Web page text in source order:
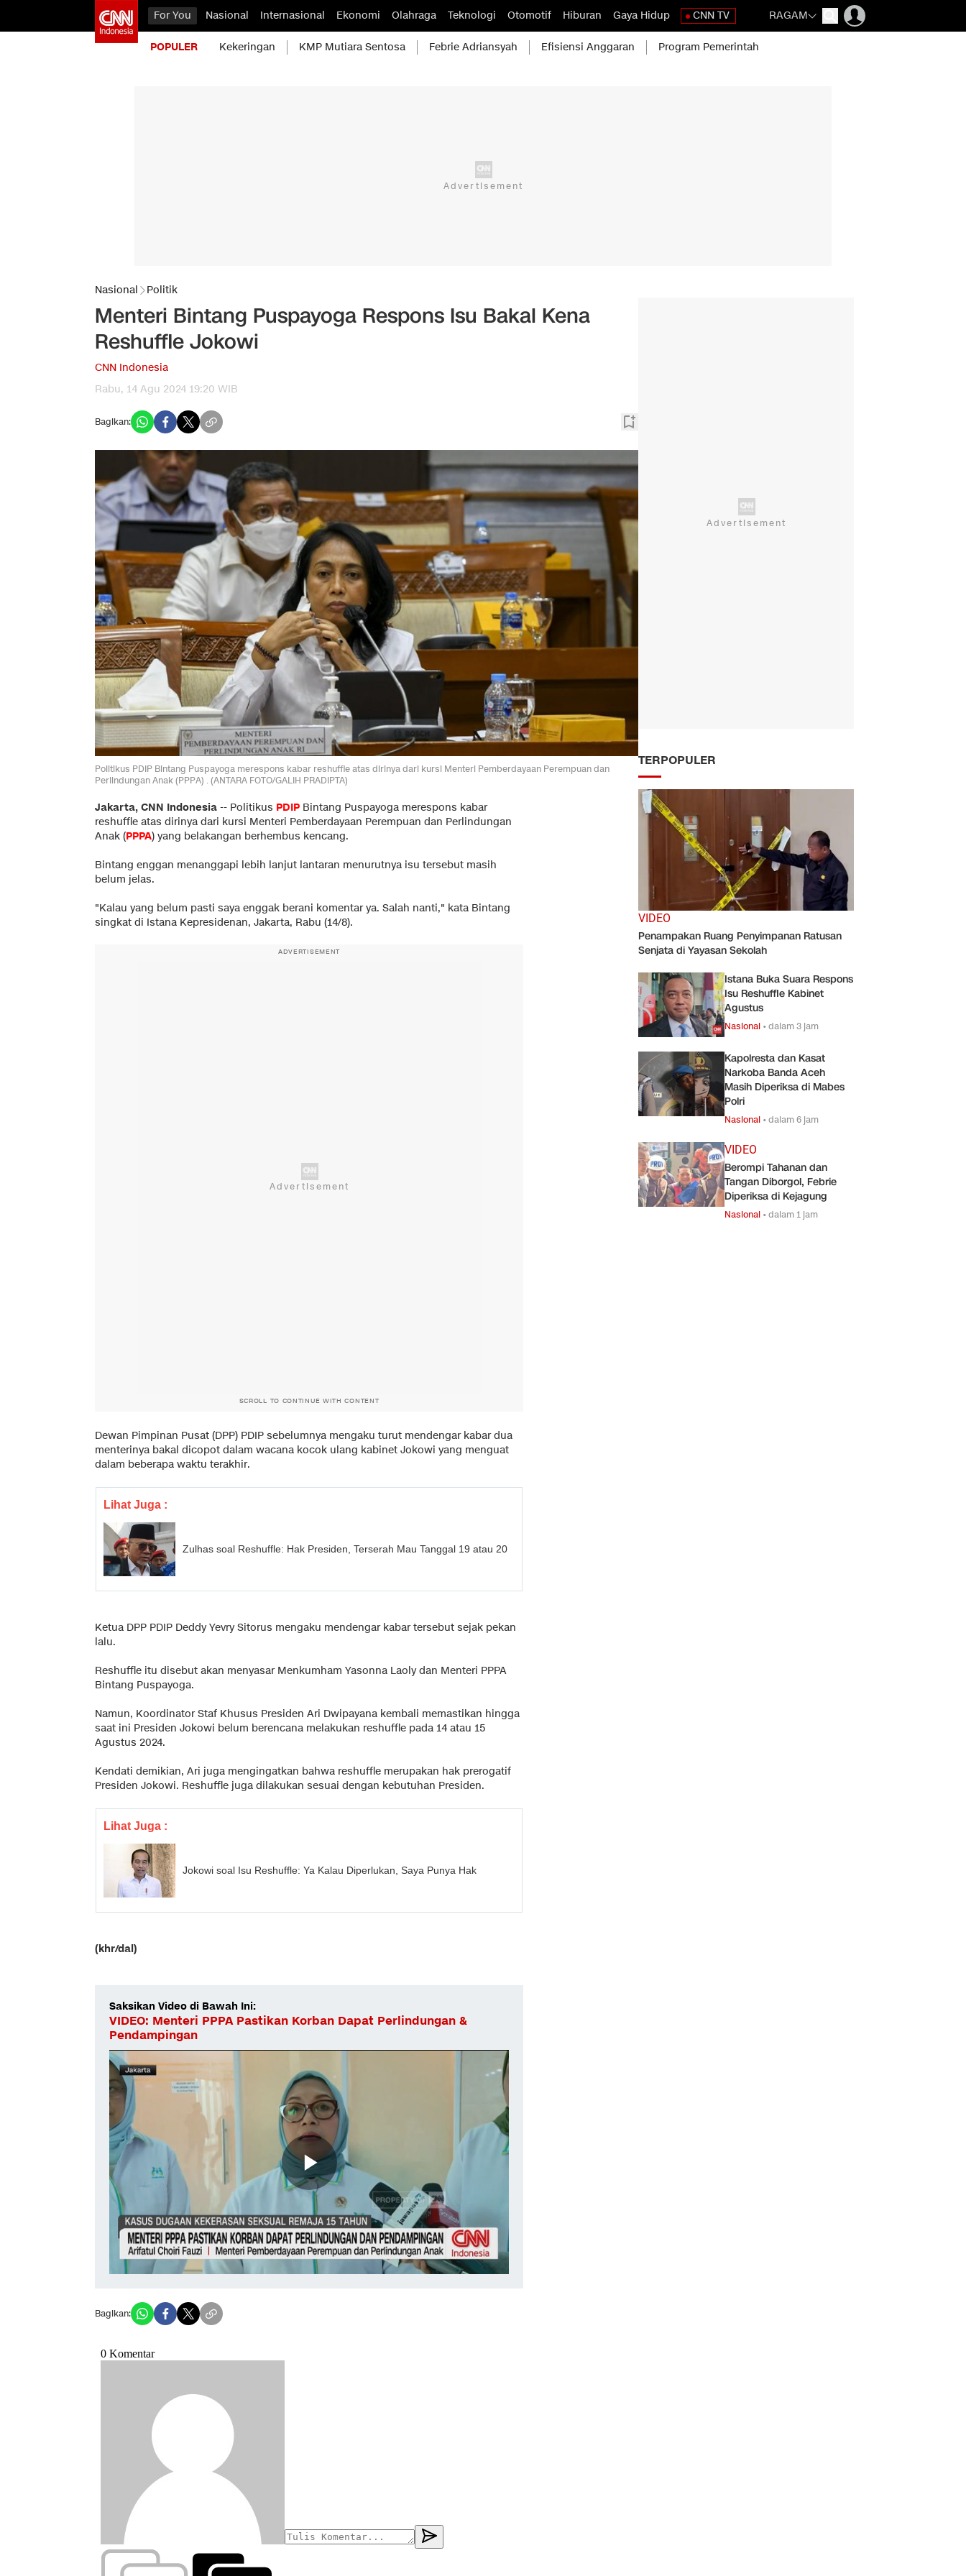
For You Nasional Internasional Ekonomi Olahraga Teknologi Otomotif Hiburan Gaya Hidup CNN TV RAGAM
POPULER Kekeringan KMP Mutiara Sentosa Febrie Adriansyah Efisiensi Anggaran Program Pemerintah
Nasional Politik
Menteri Bintang Puspayoga Respons Isu Bakal Kena
Reshuffle Jokowi
CNN Indonesia
Rabu, 14 Agu 2024 19:20 WIB
Bagikan:
Politikus PDIP Bintang Puspayoga merespons kabar reshuffle atas dirinya dari kursi Menteri Pemberdayaan Perempuan dan
Perlindungan Anak (PPPA) . (ANTARA FOTO/GALIH PRADIPTA)
Jakarta, CNN Indonesia -- Politikus PDIP Bintang Puspayoga merespons kabar
reshuffle atas dirinya dari kursi Menteri Pemberdayaan Perempuan dan Perlindungan
Anak (PPPA) yang belakangan berhembus kencang.
Bintang enggan menanggapi lebih lanjut lantaran menurutnya isu tersebut masih
belum jelas.
"Kalau yang belum pasti saya enggak berani komentar ya. Salah nanti," kata Bintang
singkat di Istana Kepresidenan, Jakarta, Rabu (14/8).
ADVERTISEMENT
SCROLL TO CONTINUE WITH CONTENT
Dewan Pimpinan Pusat (DPP) PDIP sebelumnya mengaku turut mendengar kabar dua
menterinya bakal dicopot dalam wacana kocok ulang kabinet Jokowi yang menguat
dalam beberapa waktu terakhir.
Lihat Juga :
Zulhas soal Reshuffle: Hak Presiden, Terserah Mau Tanggal 19 atau 20
Ketua DPP PDIP Deddy Yevry Sitorus mengaku mendengar kabar tersebut sejak pekan
lalu.
Reshuffle itu disebut akan menyasar Menkumham Yasonna Laoly dan Menteri PPPA
Bintang Puspayoga.
Namun, Koordinator Staf Khusus Presiden Ari Dwipayana kembali memastikan hingga
saat ini Presiden Jokowi belum berencana melakukan reshuffle pada 14 atau 15
Agustus 2024.
Kendati demikian, Ari juga mengingatkan bahwa reshuffle merupakan hak prerogatif
Presiden Jokowi. Reshuffle juga dilakukan sesuai dengan kebutuhan Presiden.
Lihat Juga :
Jokowi soal Isu Reshuffle: Ya Kalau Diperlukan, Saya Punya Hak
(khr/dal)
Saksikan Video di Bawah Ini:
VIDEO: Menteri PPPA Pastikan Korban Dapat Perlindungan &
Pendampingan
Bagikan:
TERPOPULER
VIDEO
Penampakan Ruang Penyimpanan Ratusan
Senjata di Yayasan Sekolah
Istana Buka Suara Respons
Isu Reshuffle Kabinet
Agustus
Nasional •dalam 3 jam
Kapolresta dan Kasat
Narkoba Banda Aceh
Masih Diperiksa di Mabes
Polri
Nasional •dalam 6 jam
VIDEO
Berompi Tahanan dan
Tangan Diborgol, Febrie
Diperiksa di Kejagung
Nasional •dalam 1 jam